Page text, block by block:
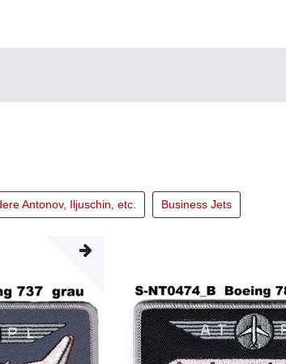
Antonov, Iljuschin, etc. Business Jets